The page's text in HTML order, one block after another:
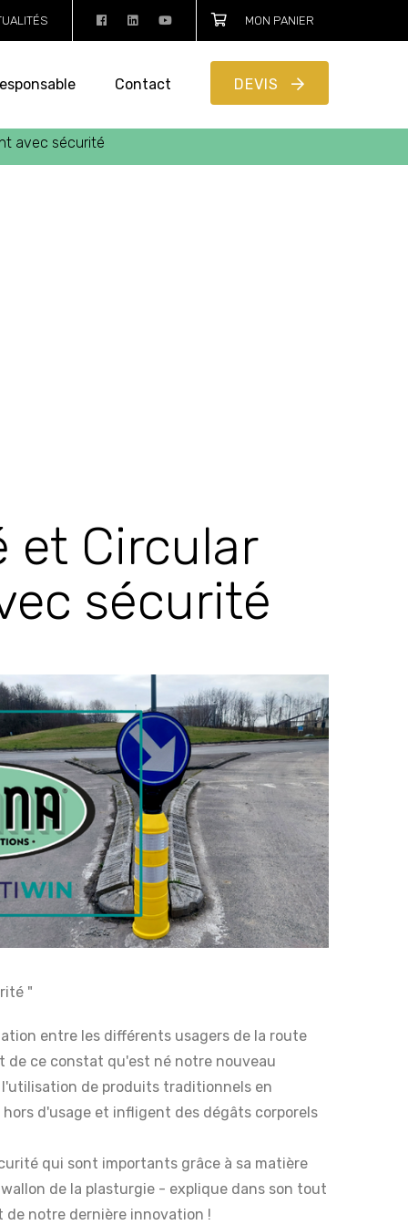
MON PANIER
Contact DEVIS
avec sécurité
et Circular
sécurité
"
entre les différents usagers de la route
de ce constat qu'est né notre nouveau
de produits traditionnels en
d'usage et infligent des dégâts corporels
qui sont importants grâce à sa matière
de la plasturgie - explique dans son tout
de notre dernière innovation !